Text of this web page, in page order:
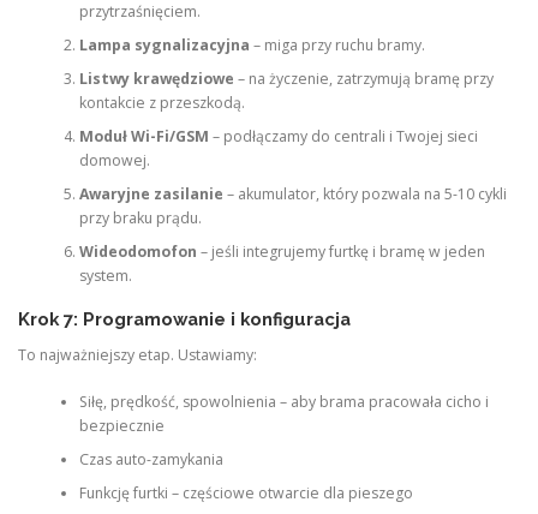
przytrzaśnięciem.
Lampa sygnalizacyjna – miga przy ruchu bramy.
Listwy krawędziowe – na życzenie, zatrzymują bramę przy
kontakcie z przeszkodą.
Moduł Wi-Fi/GSM – podłączamy do centrali i Twojej sieci
domowej.
Awaryjne zasilanie – akumulator, który pozwala na 5-10 cykli
przy braku prądu.
Wideodomofon – jeśli integrujemy furtkę i bramę w jeden
system.
Krok 7: Programowanie i konfiguracja
To najważniejszy etap. Ustawiamy:
Siłę, prędkość, spowolnienia – aby brama pracowała cicho i
bezpiecznie
Czas auto-zamykania
Funkcję furtki – częściowe otwarcie dla pieszego